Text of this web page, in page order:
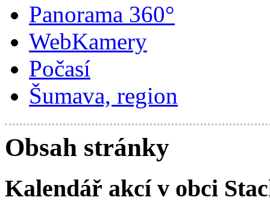
Panorama 360°
WebKamery
Počasí
Šumava, region
Obsah stránky
Kalendář akcí v obci